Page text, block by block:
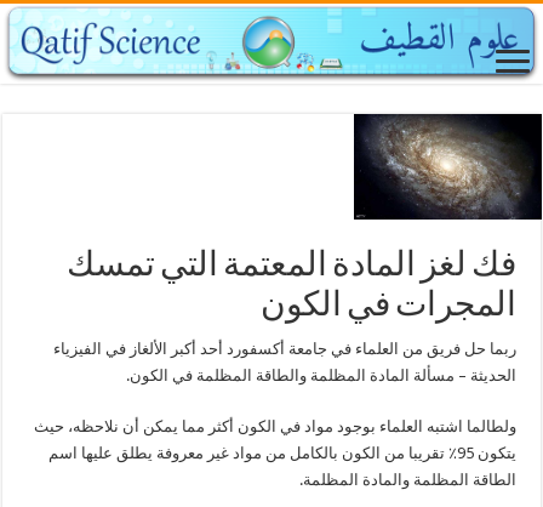
فك لغز المادة المعتمة التي تمسك
المجرات في الكون
ربما حل فريق من العلماء في جامعة أكسفورد أحد أكبر الألغاز في الفيزياء
الحديثة – مسألة المادة المظلمة والطاقة المظلمة في الكون.
ولطالما اشتبه العلماء بوجود مواد في الكون أكثر مما يمكن أن نلاحظه، حيث
يتكون 95٪ تقريبا من الكون بالكامل من مواد غير معروفة يطلق عليها اسم
الطاقة المظلمة والمادة المظلمة.